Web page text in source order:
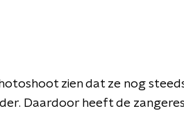
zien dat ze nog
Daardoor heeft de